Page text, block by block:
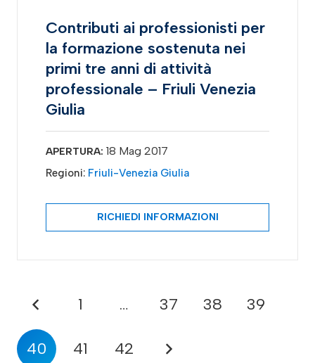
Contributi ai professionisti per
la formazione sostenuta nei
primi tre anni di attività
professionale – Friuli Venezia
Giulia
APERTURA: 18 Mag 2017
Regioni: Friuli-Venezia Giulia
RICHIEDI INFORMAZIONI
1 … 37 38 39
40 41 42